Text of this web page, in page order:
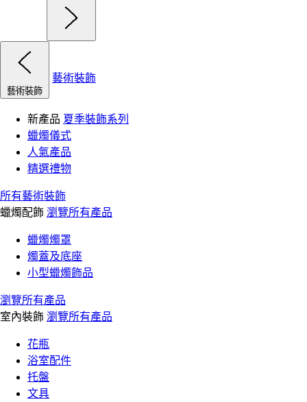
藝術裝飾
藝術裝飾
新產品 夏季裝飾系列
蠟燭儀式
人氣產品
精選禮物
所有藝術裝飾
蠟燭配飾 瀏覽所有產品
蠟燭燭罩
燭蓋及底座
小型蠟燭飾品
瀏覽所有產品
室內裝飾 瀏覽所有產品
花瓶
浴室配件
托盤
文具